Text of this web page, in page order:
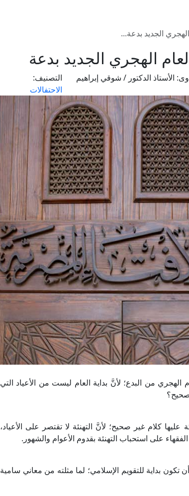
الجديد بدعة...
الهجري الجديد بدعة
الأستاذ الدكتور / شوقي إبراهيم
التصنيف:
الاحتفالات
من البدع؛ لأنَّ بداية العام ليست من الأعياد التي
صحيح؟
عليها كلام غير صحيح؛ لأنَّ التهنئة لا تقتصر على الأعياد،
على استحباب التهنئة بقدوم الأعوام والشهور.
بداية للتقويم الإسلامي؛ لما مثلته من معاني سامية